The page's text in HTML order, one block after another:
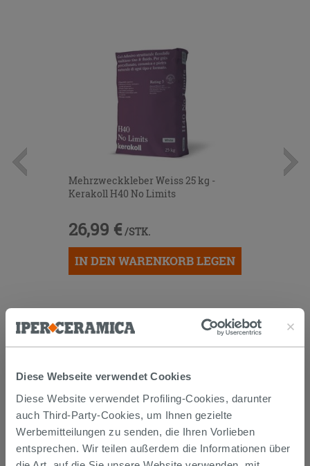
Diese Webseite verwendet Cookies
Diese Website verwendet Profiling-Cookies, darunter
auch Third-Party-Cookies, um Ihnen gezielte
Werbemitteilungen zu senden, die Ihren Vorlieben
entsprechen. Wir teilen außerdem die Informationen über
Mehrzweckkleber Weiss 25 kg -
Kerakoll H40 No Limits
26,99 € /STK.
IN DEN WARENKORB LEGEN
Versand
Die Waren werden normalerweise innerhalb von 15